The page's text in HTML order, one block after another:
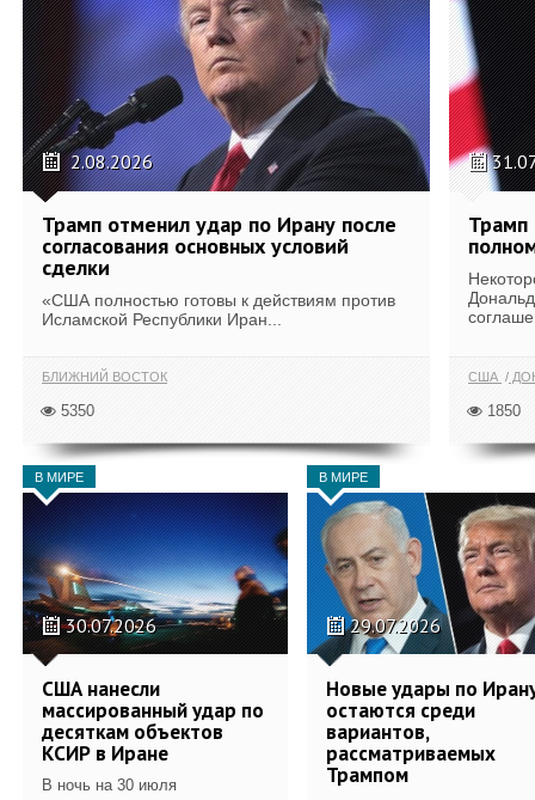
2.08.2026
Трамп отменил удар по Ирану после
согласования основных условий
сделки
«США полностью готовы к действиям против
Исламской Республики Иран...
БЛИЖНИЙ ВОСТОК
5350
Трамп
США
1850
В МИРЕ
30.07.2026
США нанесли
массированный удар по
десяткам объектов
КСИР в Иране
В ночь на 30 июля
В МИРЕ
29.07.2026
Новые удары по
остаются среди
вариантов,
рассматриваемых
Трампом